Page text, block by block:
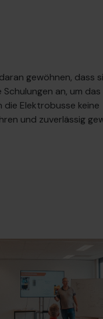
gewöhnen, dass
an, um das
die Elektrobusse keine
und zuverlässig